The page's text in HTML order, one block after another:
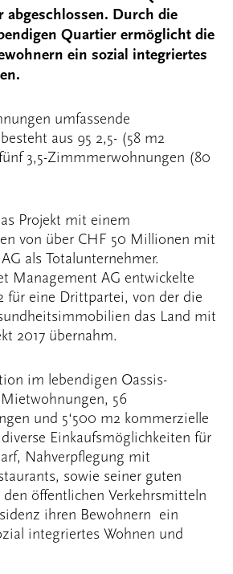
abgeschlossen. Durch die
Quartier ermöglicht die
ein sozial integriertes
umfassende
aus 95 2,5- (58 m2
3,5-Zimmmerwohnungen (80
Projekt mit einem
von über CHF 50 Millionen mit
als Totalunternehmer.
Management AG entwickelte
für eine Drittpartei, von der die
das Land mit
2017 übernahm.
im lebendigen Oassis-
56
und 5‘500 m2 kommerzielle
Einkaufsmöglichkeiten für
Nahverpflegung mit
sowie seiner guten
öffentlichen Verkehrsmitteln
ihren Bewohnern ein
integriertes Wohnen und